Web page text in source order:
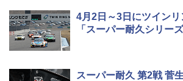
4月2日～3日にツイン
「スーパー耐久シリー
スーパー耐久 第2戦 菅